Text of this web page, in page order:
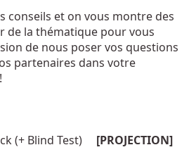
conseils et on vous montre des
de la thématique pour vous
de nous poser vos questions
partenaires dans votre
(+ Blind Test) [PROJECTION]